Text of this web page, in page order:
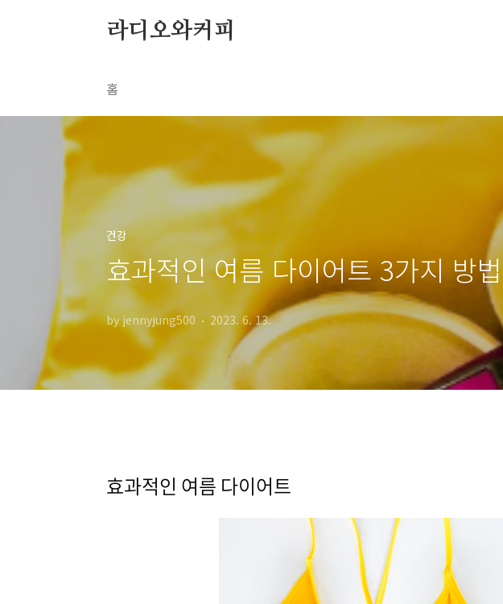
라디오와커피
홈
건강
효과적인 여름 다이어트 3가지 방법
by jennyjung500 2023. 6. 13.
효과적인 여름 다이어트